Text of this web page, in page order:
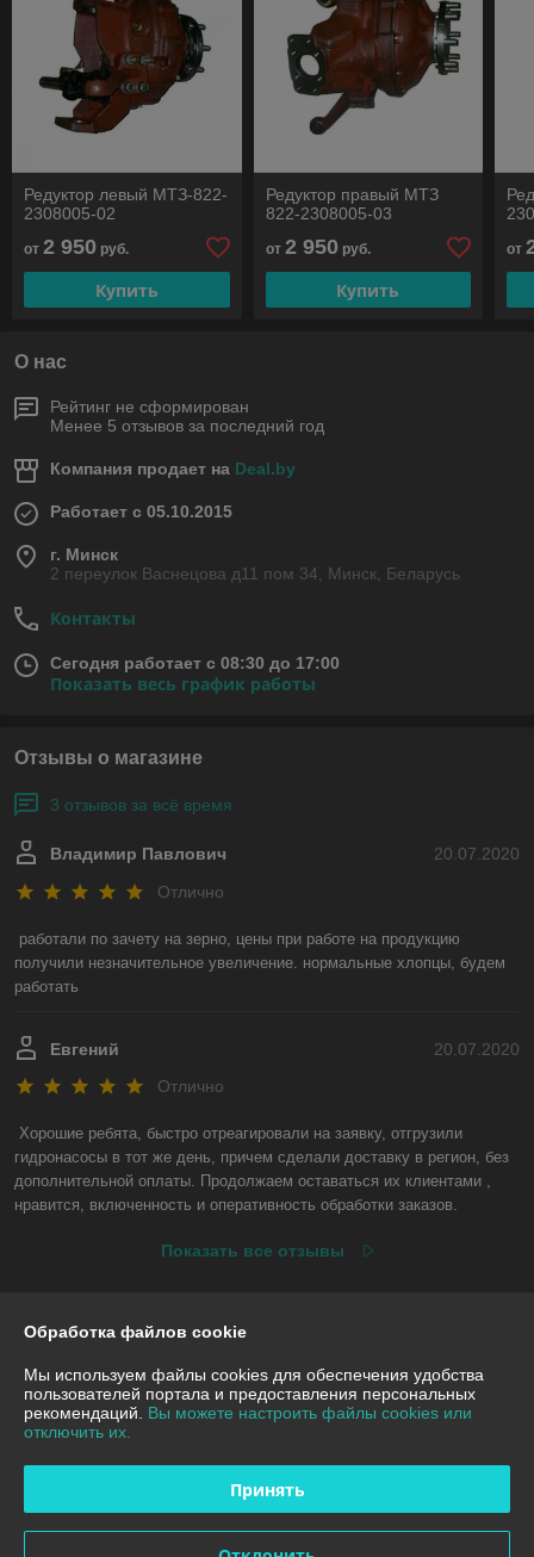
Редуктор левый МТЗ-822-
2308005-02
от 2 950 руб.
Купить
Редуктор правый МТЗ
822-2308005-03
от 2 950 руб.
Купить
от
О нас
Рейтинг не сформирован
Менее 5 отзывов за последний год
Компания продает на Deal.by
Работает с 05.10.2015
г. Минск
2 переулок Васнецова д11 пом 34, Минск, Беларусь
Контакты
Сегодня работает с 08:30 до 17:00
Показать весь график работы
Отзывы о магазине
3 отзывов за всё время
20.07.2020
Владимир Павлович
Отлично
работали по зачету на зерно, цены при работе на продукцию
получили незначительное увеличение. нормальные хлопцы, будем
работать
20.07.2020
Евгений
Отлично
Хорошие ребята, быстро отреагировали на заявку, отгрузили
гидронасосы в тот же день, причем сделали доставку в регион, без
дополнительной оплаты. Продолжаем оставаться их клиентами ,
нравится, включенность и оперативность обработки заказов.
Показать все отзывы
О нас
Контакты
Доставка и оплата
Обработка файлов cookie
Мы используем файлы cookies для обеспечения удобства
пользователей портала и предоставления персональных
рекомендаций. Вы можете настроить файлы cookies или
отключить их.
Принять